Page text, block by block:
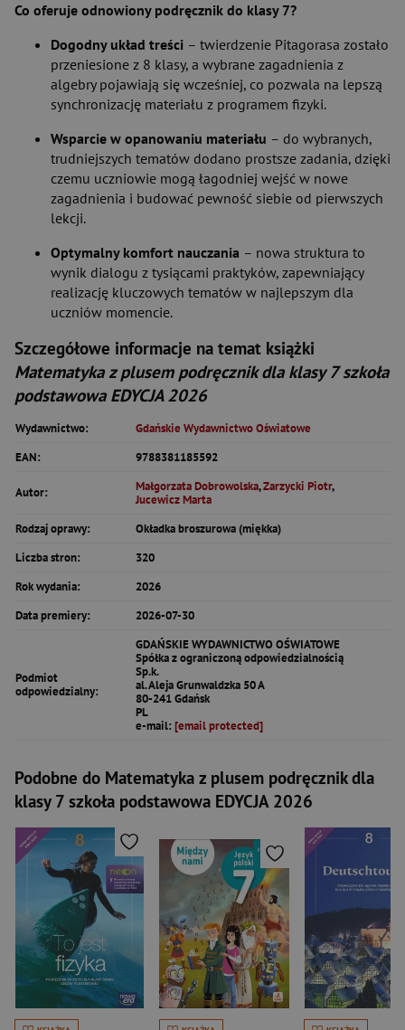
Co oferuje odnowiony podręcznik do klasy 7?
Dogodny układ treści – twierdzenie Pitagorasa zostało
przeniesione z 8 klasy, a wybrane zagadnienia z
algebry pojawiają się wcześniej, co pozwala na lepszą
synchronizację materiału z programem fizyki.
Wsparcie w opanowaniu materiału – do wybranych,
trudniejszych tematów dodano prostsze zadania, dzięki
czemu uczniowie mogą łagodniej wejść w nowe
zagadnienia i budować pewność siebie od pierwszych
lekcji.
Optymalny komfort nauczania – nowa struktura to
wynik dialogu z tysiącami praktyków, zapewniający
realizację kluczowych tematów w najlepszym dla
uczniów momencie.
Szczegółowe informacje na temat książki
Matematyka z plusem podręcznik dla klasy 7 szkoła
podstawowa EDYCJA 2026
Wydawnictwo:
Gdańskie Wydawnictwo Oświatowe
EAN:
9788381185592
Autor: Małgorzata Dobrowolska,Zarzycki Piotr,
Jucewicz Marta
Rodzaj oprawy:
Okładka broszurowa (miękka)
Liczba stron:
320
Rok wydania:
2026
Data premiery:
2026-07-30
Podmiot
odpowiedzialny:
GDAŃSKIE WYDAWNICTWO OŚWIATOWE
Spółka z ograniczoną odpowiedzialnością
Sp.k.
al. Aleja Grunwaldzka 50 A
80-241 Gdańsk
PL
e-mail: [email protected]
Podobne do Matematyka z plusem podręcznik dla
klasy 7 szkoła podstawowa EDYCJA 2026